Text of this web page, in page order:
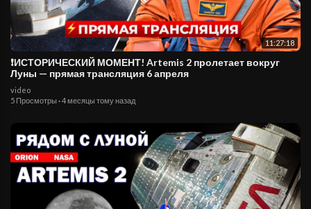
11:27:18
❗️ИСТОРИЧЕСКИЙ МОМЕНТ! Artemis 2 пролетает вокруг
Луны — прямая трансляция 6 апреля
video
5 Просмотры ·4 месяцы тому назад